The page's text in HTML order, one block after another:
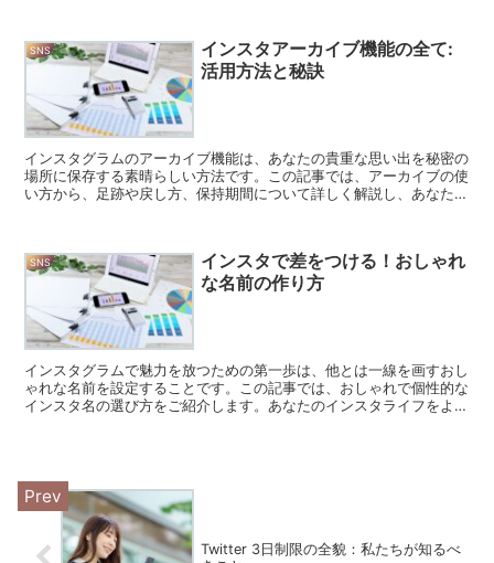
SNS
インスタアーカイブ機能の全て:
活用方法と秘訣
インスタグラムのアーカイブ機能は、あなたの貴重な思い出を秘密の
場所に保存する素晴らしい方法です。この記事では、アーカイブの使
い方から、足跡や戻し方、保持期間について詳しく解説し、あなたの
SNS
インスタで差をつける！おしゃれ
な名前の作り方
インスタグラムで魅力を放つための第一歩は、他とは一線を画すおし
ゃれな名前を設定することです。この記事では、おしゃれで個性的な
インスタ名の選び方をご紹介します。あなたのインスタライフをより
Twitter 3日制限の全貌：私たちが知るべ